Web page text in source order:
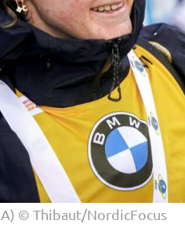
© Thibaut/NordicFocus